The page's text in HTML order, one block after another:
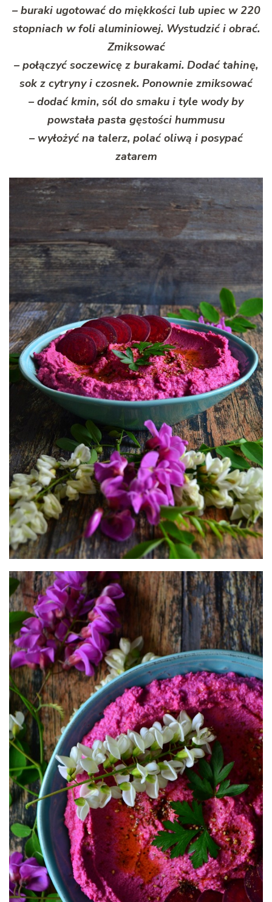
– buraki ugotować do miękkości lub upiec w 220
stopniach w foli aluminiowej. Wystudzić i obrać.
Zmiksować
– połączyć soczewicę z burakami. Dodać tahinę,
sok z cytryny i czosnek. Ponownie zmiksować
– dodać kmin, sól do smaku i tyle wody by
powstała pasta gęstości hummusu
– wyłożyć na talerz, polać oliwą i posypać
zatarem